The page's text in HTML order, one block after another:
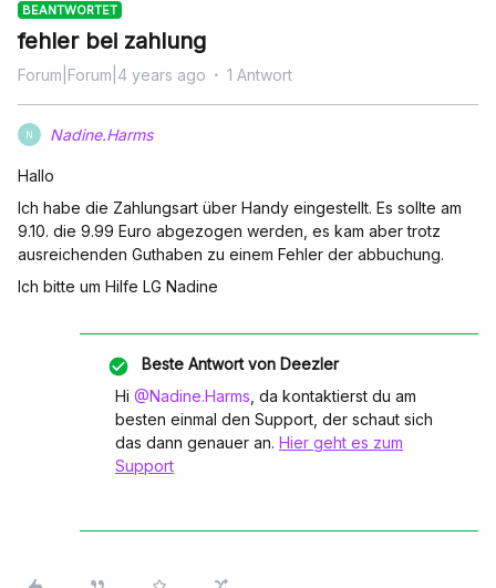
BEANTWORTET
fehler bei zahlung
Forum|Forum|4 years ago 1 Antwort
N Nadine.Harms
Hallo
Ich habe die Zahlungsart über Handy eingestellt. Es sollte am
9.10. die 9.99 Euro abgezogen werden, es kam aber trotz
ausreichenden Guthaben zu einem Fehler der abbuchung.
Ich bitte um Hilfe LG Nadine
Beste Antwort von Deezler
Hi @Nadine.Harms , da kontaktierst du am
besten einmal den Support, der schaut sich
das dann genauer an. Hier geht es zum
Support